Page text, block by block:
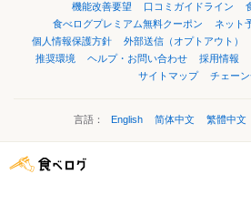
機能改善要望
口コミガイドライン
食べログプレミアム無料クーポン
ネット
個人情報保護方針
外部送信（オプトアウト）
推奨環境
ヘルプ・お問い合わせ 採用情報
サイトマップ
チェー
言語： English 简体中文 繁體中文